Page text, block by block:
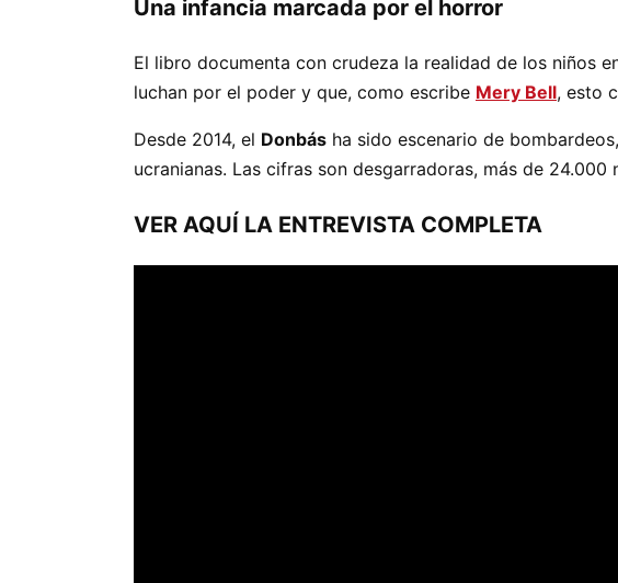
Una infancia marcada por el horror
El libro documenta con crudeza la realidad de los niños
luchan por el poder y que, como escribe Mery Bell, esto
Desde 2014, el Donbás ha sido escenario de
ucranianas. Las cifras son desgarradoras, más de
VER AQUÍ LA ENTREVISTA COMPLETA